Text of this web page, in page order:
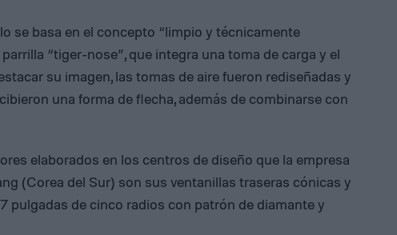
se basa en el concepto “limpio y técnicamente
“tiger-nose”, que integra una toma de carga y el
su imagen, las tomas de aire fueron rediseñadas y
una forma de flecha, además de combinarse con
elaborados en los centros de diseño que la empresa
(Corea del Sur) son sus ventanillas traseras cónicas y
pulgadas de cinco radios con patrón de diamante y